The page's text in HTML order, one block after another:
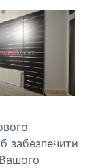
забезпечити